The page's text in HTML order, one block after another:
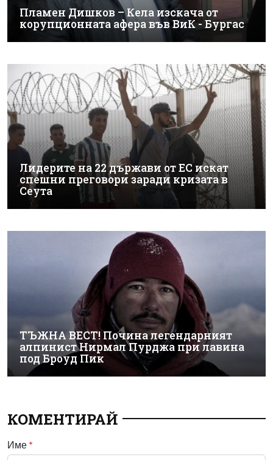
Пламен Дишков – Кела изскача от
корупционната афера във ВиК - Бургас
Лидерите на 22 държави от ЕС искат
спешни преговори заради кризата в
Сеута
ТЪЖНА ВЕСТ! Почина легендарният
алпинист Нирмал Пурджа при лавина
под Броуд Пик
КОМЕНТИРАЙ
Име *